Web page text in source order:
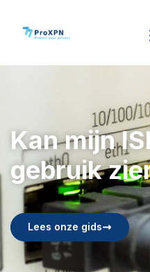
Kan mijn
gebruik
Lees onze gids